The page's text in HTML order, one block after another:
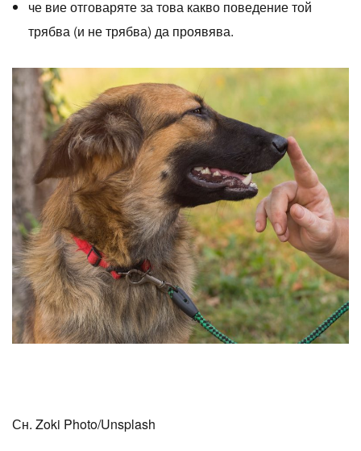
че вие ​​отговаряте за това какво поведение той
трябва (и не трябва) да проявява.
Сн. Zoki Photo/Unsplash